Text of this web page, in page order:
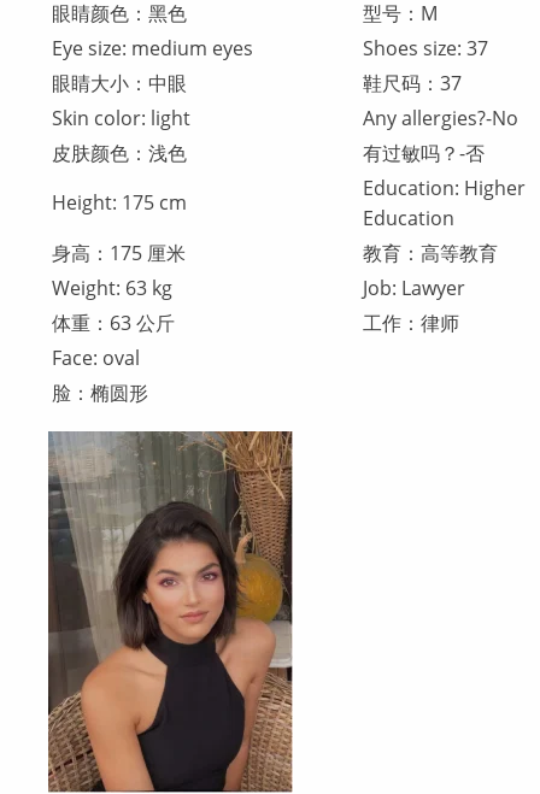
眼睛颜色：黑色
型号：M
Eye size: medium eyes
Shoes size: 37
眼睛大小：中眼
鞋尺码：37
Skin color: light
Any allergies?-No
皮肤颜色：浅色
有过敏吗？-否
Height: 175 cm
Education: Higher
Education
身高：175 厘米
教育：高等教育
Weight: 63 kg
Job: Lawyer
体重：63 公斤
工作：律师
Face: oval
脸：椭圆形